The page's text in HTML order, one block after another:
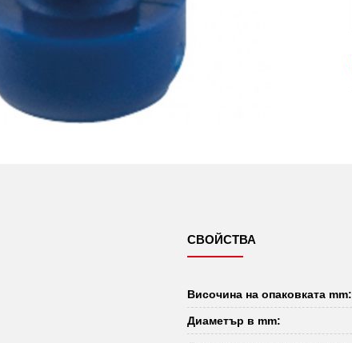
СВОЙСТВА
Височина на опаковката mm:
Диаметър в mm: